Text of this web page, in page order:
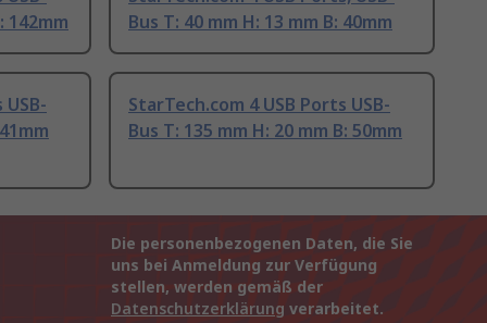
142mm
Bus T: 40 mm H: 13 mm B: 40mm
StarTech.com 4 USB Ports USB-
Bus T: 135 mm H: 20 mm B: 50mm
Die personenbezogenen Daten, die Sie
uns bei Anmeldung zur Verfügung
stellen, werden gemäß der
Datenschutzerklärung verarbeitet.